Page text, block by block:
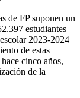
de FP suponen un
estudiantes
2023-2024
de estas
cinco años,
de la